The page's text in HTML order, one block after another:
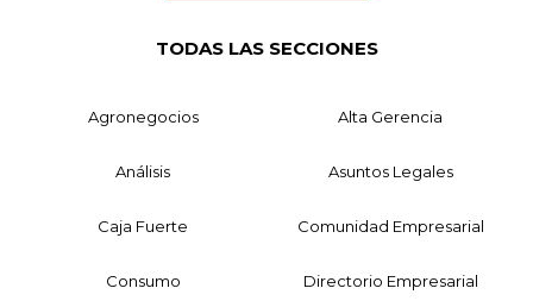
TODAS LAS SECCIONES
Agronegocios Alta Gerencia
Análisis Asuntos Legales
Caja Fuerte Comunidad Empresarial
Consumo Directorio Empresarial